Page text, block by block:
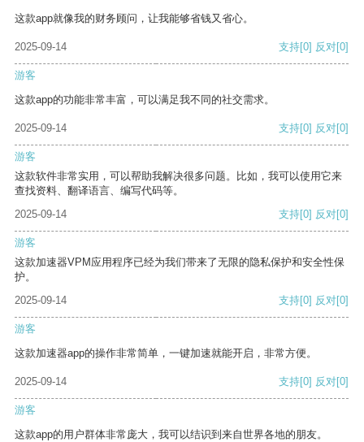
这款app就像我的财务顾问，让我能够省钱又省心。
2025-09-14 支持[0] 反对[0]
游客
这款app的功能非常丰富，可以满足我不同的社交需求。
2025-09-14 支持[0] 反对[0]
游客
这款软件非常实用，可以帮助我解决很多问题。比如，我可以使用它来
查找资料、翻译语言、编写代码等。
2025-09-14
支持[0] 反对[0]
游客
这款加速器VPM应用程序已经为我们带来了无限的隐私保护和安全性保
护。
2025-09-14
支持[0] 反对[0]
游客
这款加速器app的操作非常简单，一键加速就能开启，非常方便。
2025-09-14 支持[0] 反对[0]
游客
这款app的用户群体非常庞大，我可以结识到来自世界各地的朋友。